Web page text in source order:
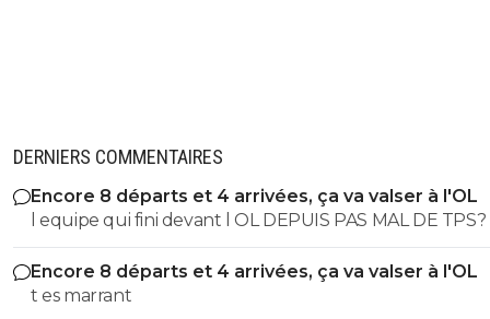
DERNIERS COMMENTAIRES
Encore 8 départs et 4 arrivées, ça va valser à l'OL
l equipe qui fini devant l OL DEPUIS PAS MAL DE TPS? lol. t
es tro malin toi
Encore 8 départs et 4 arrivées, ça va valser à l'OL
t es marrant